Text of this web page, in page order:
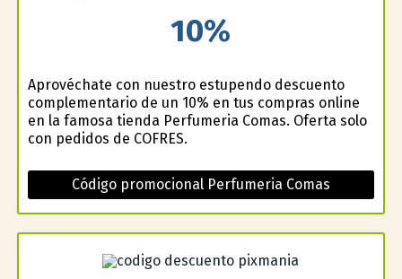
10%
Aprovéchate con nuestro estupendo descuento
complementario de un 10% en tus compras online
en la famosa tienda Perfumeria Comas. Oferta solo
con pedidos de COFRES.
Código promocional Perfumeria Comas